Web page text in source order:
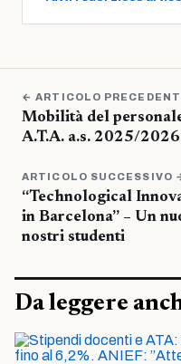
← ARTICOLO
Mobilità del
A.T.A. a.s. 2025/2026
ARTICOLO SUCCESSIVO
“Technological
in Barcelona” – Un
nostri studenti
Da leggere